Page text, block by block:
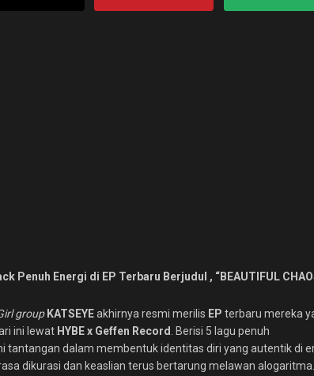
Penuh Energi di EP Terbaru Berjudul , “BEAUTIFUL
group KATSEYEakhirnya resmi merilis EP terbaru mereka
ini lewat HYBE x Geffen Record
. Berisi 5 lagu penuh
tantangan dalam membentuk identitas diri yang autentik di
dikurasi dan keaslian terus bertarung melawan alogaritma.